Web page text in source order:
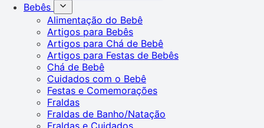
Bebês
Alimentação do Bebê
Artigos para Bebês
Artigos para Chá de Bebê
Artigos para Festas de Bebês
Chá de Bebê
Cuidados com o Bebê
Festas e Comemorações
Fraldas
Fraldas de Banho/Natação
Fraldas e Cuidados